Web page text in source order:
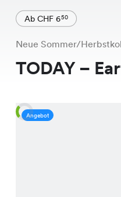
Ab CHF 650
Neue Sommer/
TODAY –
Angebot